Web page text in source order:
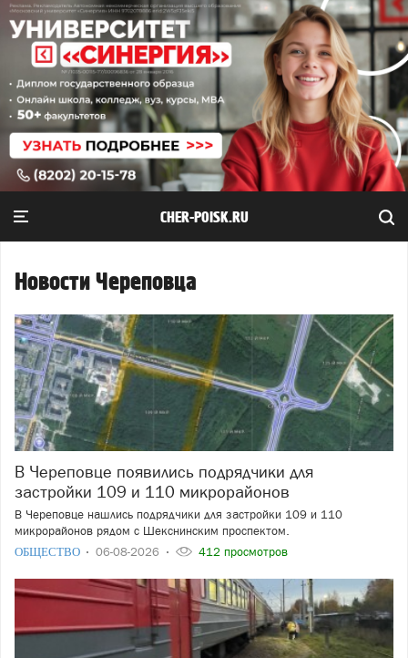
CHER-POISK.RU
Новости Череповца
В Череповце появились подрядчики для
застройки 109 и 110 микрорайонов
В Череповце нашлись подрядчики для застройки 109 и 110
микрорайонов рядом с Шекснинским проспектом.
ОБЩЕСТВО
06-08-2026 412 просмотров